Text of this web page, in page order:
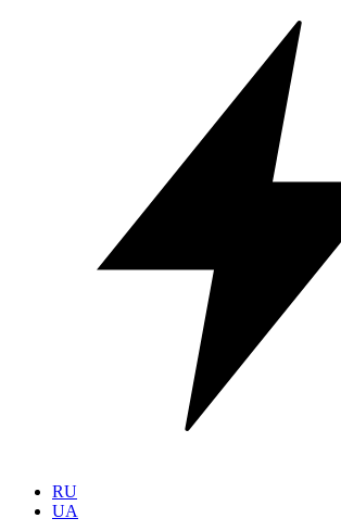
RU
UA